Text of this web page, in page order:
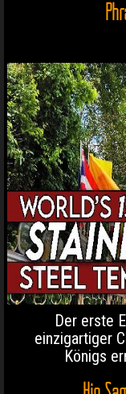
Der erste
einzigartiger
Königs